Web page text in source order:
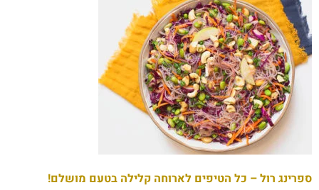
ספרינג רול – כל הטיפים לארוחה קלילה בטעם מושלם!